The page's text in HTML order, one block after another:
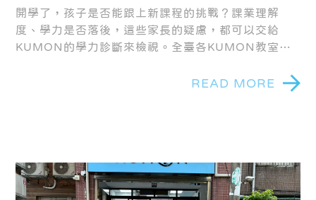
開學了，孩子是否能跟上新課程的挑戰？課業理解
度、學力是否落後，這些家長的疑慮，都可以交給
KUMON的學力診斷來檢視。全臺各KUMON教室展
READ MORE